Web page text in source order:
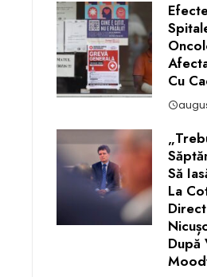
Cu
Să
La
După